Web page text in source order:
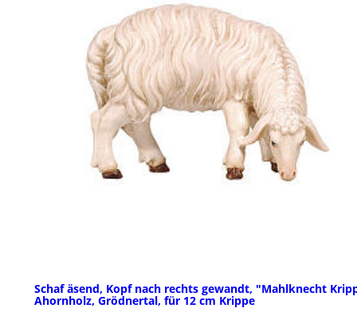
Schaf äsend, Kopf nach rechts gewandt, "Mahlknecht
Ahornholz, Grödnertal, für 12 cm Krippe